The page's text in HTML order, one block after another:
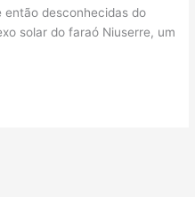
desconhecidas do
solar do faraó Niuserre, um